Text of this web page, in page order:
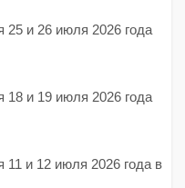
25 и 26 июля 2026 года
18 и 19 июля 2026 года
11 и 12 июля 2026 года в